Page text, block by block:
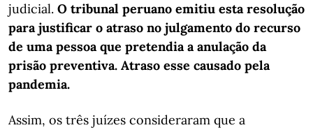
judicial. O tribunal peruano emitiu esta resolução
para justificar o atraso no julgamento do recurso
de uma pessoa que pretendia a anulação da
prisão preventiva. Atraso esse causado pela
pandemia.
Assim, os três juízes consideraram que a